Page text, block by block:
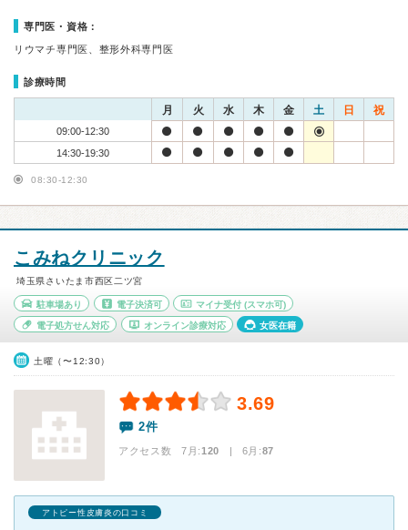
専門医・資格：
リウマチ専門医、整形外科専門医
診療時間
月 火 水 木 金 土 日 祝
09:00-12:30
14:30-19:30
08:30-12:30
こみねクリニック
埼玉県さいたま市西区二ツ宮
駐車場あり 電子決済可 マイナ受付 (スマホ可)
電子処方せん対応 オンライン診療対応 女医在籍
土曜（〜12:30）
3.69
2件
アクセス数 7月:120 | 6月:87
アトピー性皮膚炎の口コミ